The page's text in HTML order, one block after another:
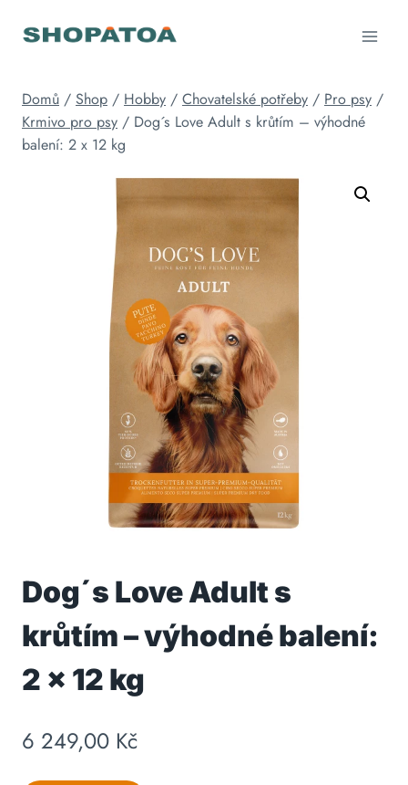
Domů / Shop / Hobby / Chovatelské potřeby / Pro psy /
Krmivo pro psy / Dog´s Love Adult s krůtím – výhodné
balení: 2 x 12 kg
Dog´s Love Adult s
krůtím – výhodné balení:
2 x 12 kg
6 249,00 Kč